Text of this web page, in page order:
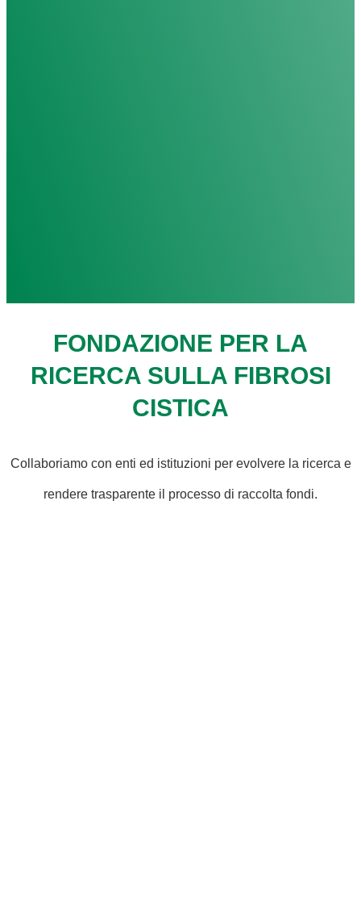
FONDAZIONE PER LA
RICERCA SULLA FIBROSI
CISTICA
Collaboriamo con enti ed istituzioni per evolvere la ricerca e
rendere trasparente il processo di raccolta fondi.